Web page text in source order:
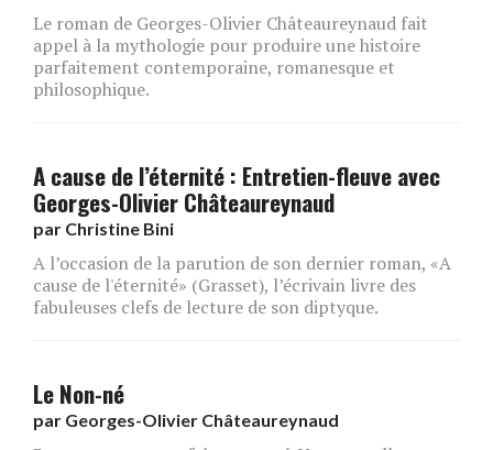
Le roman de Georges-Olivier Châteaureynaud fait
appel à la mythologie pour produire une histoire
parfaitement contemporaine, romanesque et
philosophique.
A cause de l’éternité : Entretien-fleuve avec
Georges-Olivier Châteaureynaud
par Christine Bini
A l’occasion de la parution de son dernier roman, «A
cause de l'éternité» (Grasset), l’écrivain livre des
fabuleuses clefs de lecture de son diptyque.
Le Non-né
par Georges-Olivier Châteaureynaud